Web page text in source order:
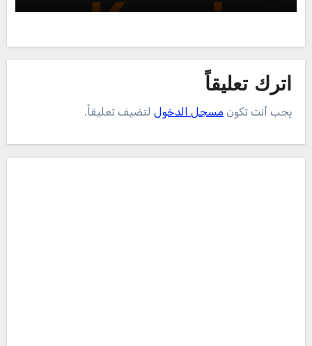
اترك تعليقاً
يجب أنت تكون مسجل الدخوللتضيف تعليقاً.